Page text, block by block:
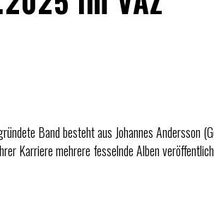
Band besteht aus Johannes Andersson
Karriere mehrere fesselnde Alben